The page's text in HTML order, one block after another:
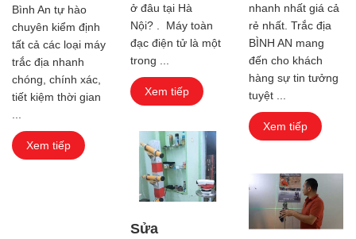
Bình An tự hào
chuyên kiểm định
tất cả các loại máy
trắc địa nhanh
chóng, chính xác,
tiết kiệm thời gian
...
Xem tiếp
ở đâu tại Hà
Nội? . Máy toàn
đạc điện tử là một
trong ...
Xem tiếp
nhanh nhất giá cả
rẻ nhất. Trắc địa
BÌNH AN mang
đến cho khách
hàng sự tin tưởng
tuyệt ...
Xem tiếp
Sửa